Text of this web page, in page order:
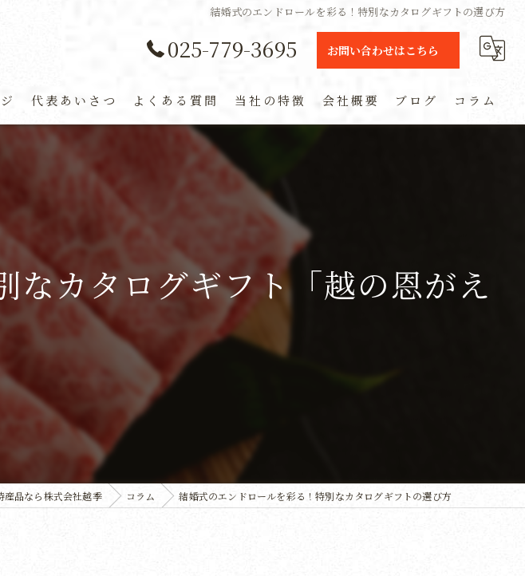
結婚式のエンドロールを彩る！特別なカタログギフトの選び方
025-779-3695 お問い合わせはこちら
代表あいさつ よくある質問 当社の特徴
定期便
米
会社概要 ブログ コラム
なカタログギフト「越の恩がえ
産品なら株式会社越季 コラム 結婚式のエンドロールを彩る！特別なカタログギフトの選び方